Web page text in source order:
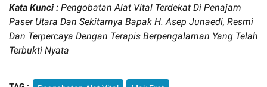
Kata Kunci : Pengobatan Alat Vital Terdekat Di Penajam
Paser Utara Dan Sekitarnya Bapak H. Asep Junaedi, Resmi
Dan Terpercaya Dengan Terapis Berpengalaman Yang Telah
Terbukti Nyata